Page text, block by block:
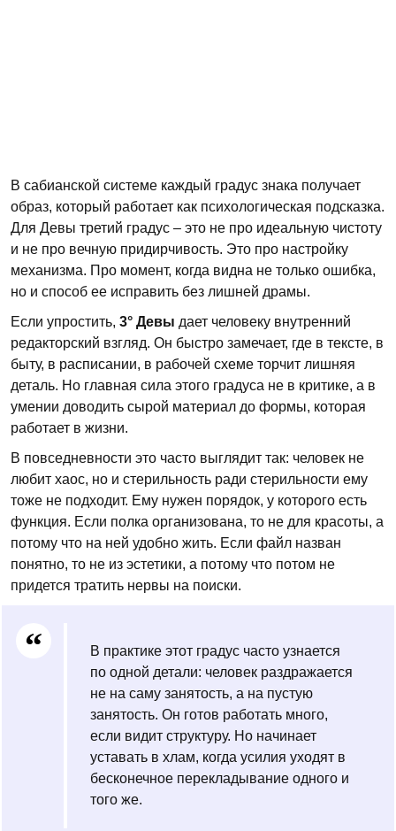
В сабианской системе каждый градус знака получает
образ, который работает как психологическая подсказка.
Для Девы третий градус – это не про идеальную чистоту
и не про вечную придирчивость. Это про настройку
механизма. Про момент, когда видна не только ошибка,
но и способ ее исправить без лишней драмы.
Если упростить, 3° Девы дает человеку внутренний
редакторский взгляд. Он быстро замечает, где в тексте, в
быту, в расписании, в рабочей схеме торчит лишняя
деталь. Но главная сила этого градуса не в критике, а в
умении доводить сырой материал до формы, которая
работает в жизни.
В повседневности это часто выглядит так: человек не
любит хаос, но и стерильность ради стерильности ему
тоже не подходит. Ему нужен порядок, у которого есть
функция. Если полка организована, то не для красоты, а
потому что на ней удобно жить. Если файл назван
понятно, то не из эстетики, а потому что потом не
придется тратить нервы на поиски.
В практике этот градус часто узнается
по одной детали: человек раздражается
не на саму занятость, а на пустую
занятость. Он готов работать много,
если видит структуру. Но начинает
уставать в хлам, когда усилия уходят в
бесконечное перекладывание одного и
того же.